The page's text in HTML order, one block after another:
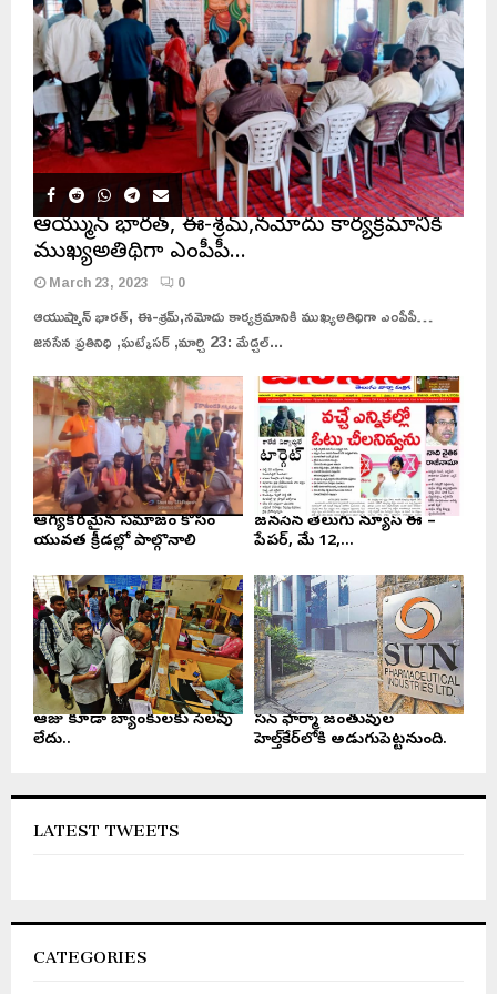
ఆయుష్మాన్ భారత్, ఈ-శ్రమ్,నమోదు కార్యక్రమానికి
ముఖ్యఅతిథిగా ఎంపీపీ…
March 23, 2023 0
ఆయుష్మాన్ భారత్, ఈ-శ్రమ్,నమోదు కార్యక్రమానికి ముఖ్యఅతిథిగా ఎంపీపీ…
జనసేన ప్రతినిధి ,ఘట్కేసర్ ,మార్చి 23: మేడ్చల్...
ఆరోగ్యకరమైన సమాజం కోసం
యువత క్రీడల్లో పాల్గొనాలి
జనసేన తెలుగు న్యూస్ ఈ –
పేపర్, మే 12,...
ఆరోజు కూడా బ్యాంకులకు సెలవు
లేదు..
సన్ ఫార్మా జంతువుల
హెల్త్‌కేర్‌లోకి అడుగుపెట్టనుంది.
LATEST TWEETS
CATEGORIES